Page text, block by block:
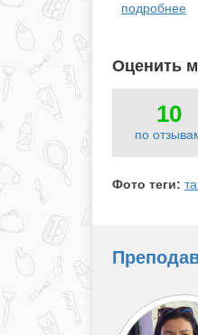
подробнее
Оценить
10
по
Фото теги: